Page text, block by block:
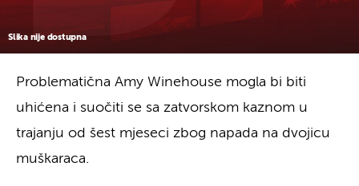
Slika nije dostupna
Problematična Amy Winehouse mogla bi biti
uhićena i suočiti se sa zatvorskom kaznom u
trajanju od šest mjeseci zbog napada na dvojicu
muškaraca.